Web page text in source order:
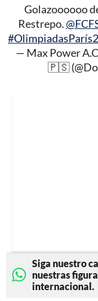
Golazoooooo
Restrepo.
— Max Power
🇵🇸
Siga nuestro
nuestras
internacional.